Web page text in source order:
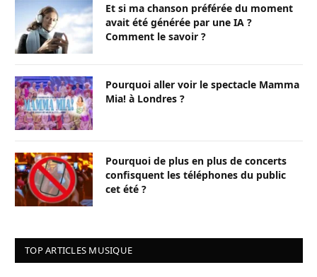
Et si ma chanson préférée du moment
avait été générée par une IA ?
Comment le savoir ?
Pourquoi aller voir le spectacle Mamma
Mia! à Londres ?
Pourquoi de plus en plus de concerts
confisquent les téléphones du public
cet été ?
TOP ARTICLES MUSIQUE